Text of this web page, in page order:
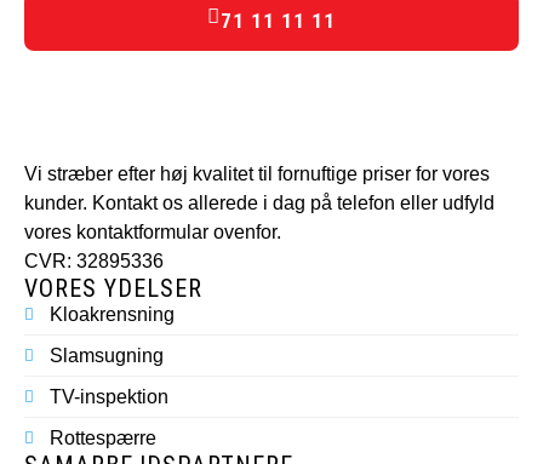
71 11 11 11
Vi stræber efter høj kvalitet til fornuftige priser for vores
kunder. Kontakt os allerede i dag på telefon eller udfyld
vores kontaktformular ovenfor.
CVR: 32895336
VORES YDELSER
Kloakrensning
Slamsugning
TV-inspektion
Rottespærre